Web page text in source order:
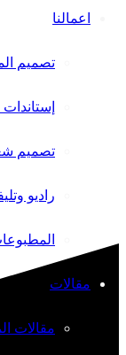
اعمالنا
تصميم
إستاندات
تصميم
راديو
مقالات
مقالات